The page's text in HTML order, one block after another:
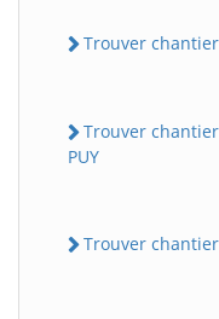
Trouver
Trouver
PUY
Trouver